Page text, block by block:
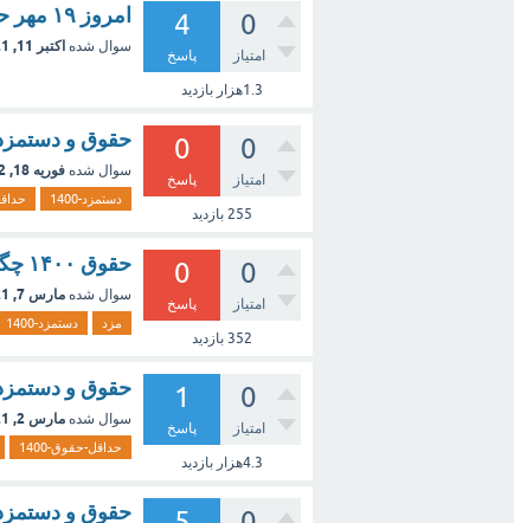
0
امتیاز
4
پاسخ
1.3هزار بازدید
امروز ۱۹ مهر حقوق بیکاری پرداخت شده لطفا اسم بانک و شهرتون رو هم بگید
سوال شده اکتبر 11, 2021
0
امتیاز
0
پاسخ
255 بازدید
حقوق و
سوال شده فوریه 18, 2022
دستمزد-1400
0
امتیاز
0
پاسخ
352 بازدید
حقوق ۱۴۰۰ چگونه محاسبه میشه
سوال شده مارس 7, 2021
مزد دستمزد-1400
0
امتیاز
1
پاسخ
4.3هزار بازدید
حقوق و دستمزد سال 1400 کارگر بدون فرزند
سوال شده مارس 2, 2021
حداقل-حقوق-1400
حقوق و دستمزد سال 1400 کارگر با دو فرزند و